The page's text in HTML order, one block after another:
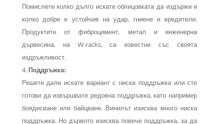
Помислете колко дълго искате облицовката да издържи и
колко добре е устойчив на удар, гниене и вредители.
Продуктите от фиброцимент, метал и инженерна
дървесина, на W-racks, са известни със своята
издръжливост.
Поддръжка:
Решете дали искате вариант с ниска поддръжка или сте
готови да извършвате редовна поддръжка, като например
боядисване или байцване. Винилът изисква много ниска
поддръжка. Но дървото изисква повече поддръжка, за да